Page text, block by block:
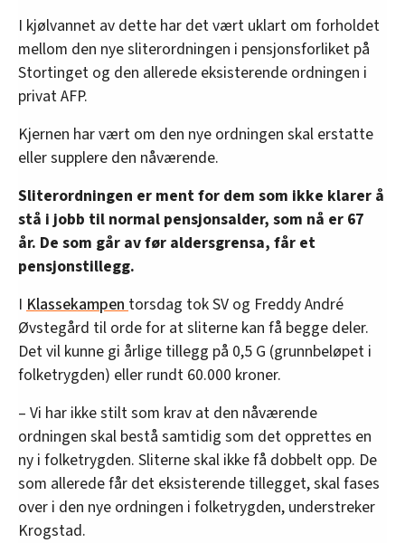
I kjølvannet av dette har det vært uklart om forholdet
mellom den nye sliterordningen i pensjonsforliket på
Stortinget og den allerede eksisterende ordningen i
privat AFP.
Kjernen har vært om den nye ordningen skal erstatte
eller supplere den nåværende.
Sliterordningen er ment for dem som ikke klarer å
stå i jobb til normal pensjonsalder, som nå er 67
år. De som går av før aldersgrensa, får et
pensjonstillegg.
I Klassekampen torsdag tok SV og Freddy André
Øvstegård til orde for at sliterne kan få begge deler.
Det vil kunne gi årlige tillegg på 0,5 G (grunnbeløpet i
folketrygden) eller rundt 60.000 kroner.
– Vi har ikke stilt som krav at den nåværende
ordningen skal bestå samtidig som det opprettes en
ny i folketrygden. Sliterne skal ikke få dobbelt opp. De
som allerede får det eksisterende tillegget, skal fases
over i den nye ordningen i folketrygden, understreker
Krogstad.